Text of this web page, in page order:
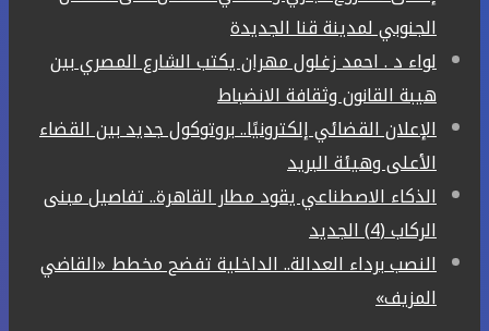
الجنوبي لمدينة قنا الجديدة
لواء د . احمد زغلول مهران يكتب الشارع المصري بين
هيبة القانون وثقافة الانضباط
الإعلان القضائي إلكترونيًا.. بروتوكول جديد بين القضاء
الأعلى وهيئة البريد
الذكاء الاصطناعي يقود مطار القاهرة.. تفاصيل مبنى
الركاب (4) الجديد
النصب برداء العدالة.. الداخلية تفضح مخطط «القاضي
المزيف»